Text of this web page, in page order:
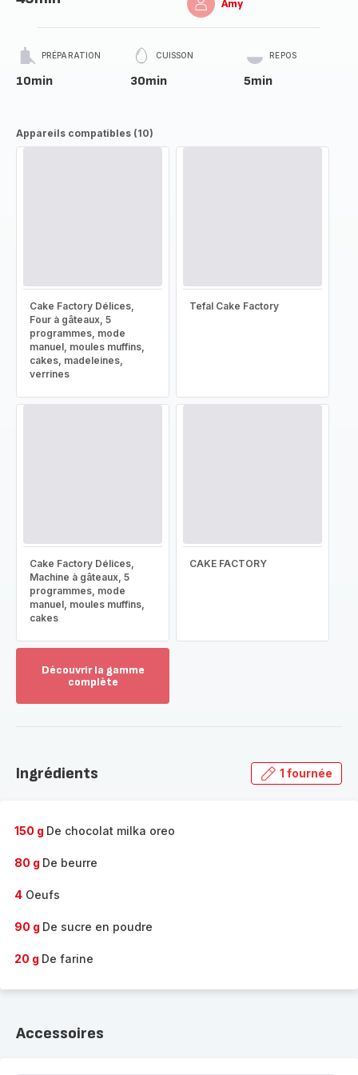
Amy
PRÉPARATION
10min
CUISSON
30min
REPOS
5min
Appareils compatibles (10)
Cake Factory Délices,
Four à gâteaux, 5
programmes, mode
manuel, moules muffins,
cakes, madeleines,
verrines
Tefal Cake Factory
Cake Factory Délices,
Machine à gâteaux, 5
programmes, mode
manuel, moules muffins,
cakes
CAKE FACTORY
Découvrir la gamme
complète
gamme
Ingrédients 1 fournée
150 g De chocolat milka oreo
80 g De beurre
4 Oeufs
90 g De sucre en poudre
20 g De farine
Accessoires